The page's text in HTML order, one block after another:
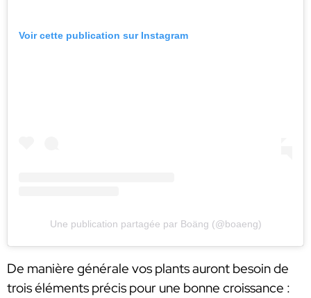
Voir cette publication sur Instagram
Une publication partagée par Boäng (@boaeng)
De manière générale vos plants auront besoin de
trois éléments précis pour une bonne croissance :